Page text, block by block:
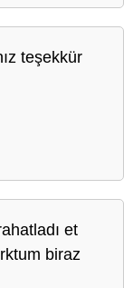
teşekkür
et
biraz